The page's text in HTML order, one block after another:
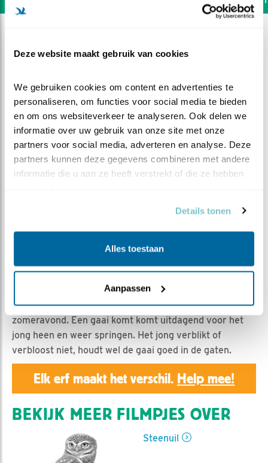
Deze website maakt gebruik van cookies
We gebruiken cookies om content en advertenties te
personaliseren, om functies voor social media te bieden
en om ons websiteverkeer te analyseren. Ook delen we
informatie over uw gebruik van onze site met onze
partners voor social media, adverteren en analyse. Deze
partners kunnen deze gegevens combineren met andere
informatie die u aan ze heeft verstrekt of die ze hebben
Details tonen
Alles toestaan
Aanpassen
Uitdagende gaai
Geert | Geplaatst op 8 augustus 2019, 23:55 |
Vind ik
Bewaar dit filmpje|
1042x
Het linksgeringde jong zit rustig te genieten van de
zomeravond. Een gaai komt komt uitdagend voor het
jong heen en weer springen. Het jong verblikt of
verbloost niet, houdt wel de gaai goed in de gaten.
Elk erf maakt het verschil. Help mee!
BEKIJK MEER FILMPJES OVER
Steenuil